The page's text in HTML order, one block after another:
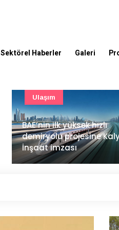
Sektörel Haberler Galeri
Mimarlık ve mühendislik
projeleri e-PYS ile dijital
ortama taşınacak
Güncel